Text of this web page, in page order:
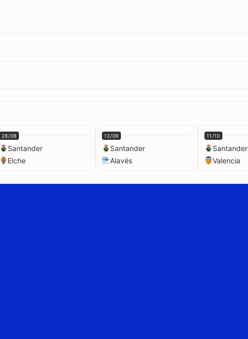
28/08
Santander
Elche
13/09
Santander
Alavés
11/10
Santander
Valencia